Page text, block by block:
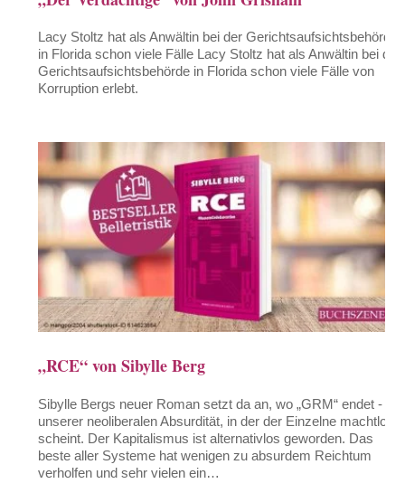
Lacy Stoltz hat als Anwältin bei der Gerichtsaufsichtsbehörde
in Florida schon viele Fälle Lacy Stoltz hat als Anwältin bei der
Gerichtsaufsichtsbehörde in Florida schon viele Fälle von
Korruption erlebt.
„RCE“ von Sibylle Berg
Sibylle Bergs neuer Roman setzt da an, wo „GRM“ endet - in
unserer neoliberalen Absurdität, in der der Einzelne machtlos
scheint. Der Kapitalismus ist alternativlos geworden. Das
beste aller Systeme hat wenigen zu absurdem Reichtum
verholfen und sehr vielen ein…